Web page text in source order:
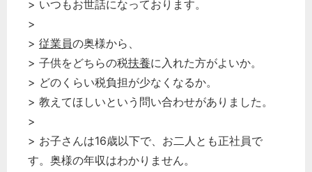
> いつもお世話になっております。
>
> 従業員の奥様から、
> 子供をどちらの税扶養に入れた方がよいか。
> どのくらい税負担が少なくなるか。
> 教えてほしいという問い合わせがありました。
>
> お子さんは16歳以下で、お二人とも正社員で
す。奥様の年収はわかりません。